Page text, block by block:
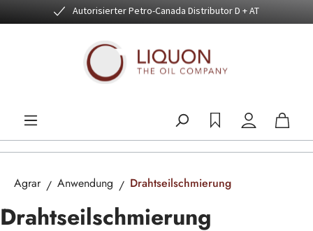
Zum Hauptinhalt springenAutorisierter Petro-Canada Distributor D + AT
Agrar Anwendung Drahtseilschmierung
Drahtseilschmierung